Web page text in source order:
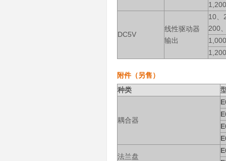
DC5V
线性驱动器
输出
10、
200
附件（另售）
种类
耦合器
法兰盘